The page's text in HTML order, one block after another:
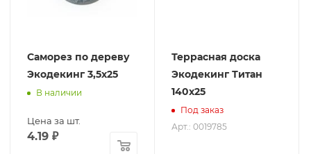
Саморез по дереву
Экодекинг 3,5х25
В наличии
Цена за шт.
4.19 ₽
Террасная доска
Экодекинг Титан
140x25
Под заказ
Арт.: 0019785